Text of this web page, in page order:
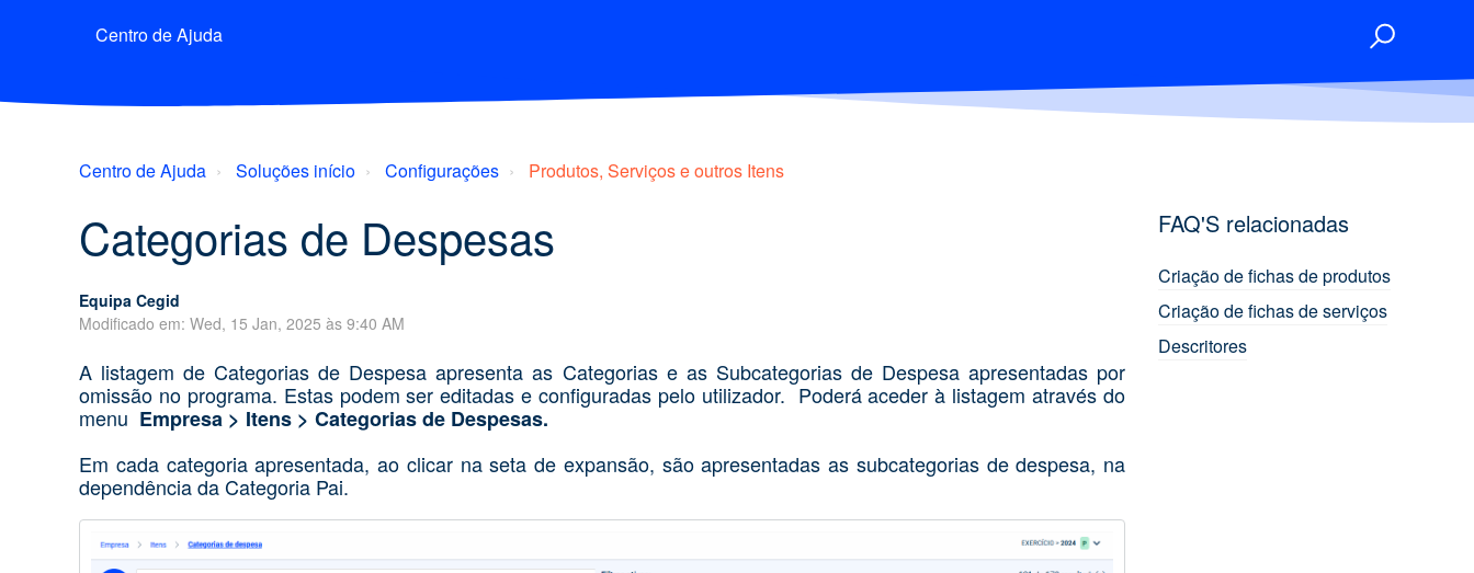
Centro de Ajuda
Centro de Ajuda Soluções início Configurações Produtos, Serviços e outros Itens
Categorias de Despesas
Equipa Cegid
Modificado em: Wed, 15 Jan, 2025 às 9:40 AM
A listagem de Categorias de Despesa apresenta as Categorias e as Subcategorias de Despesa apresentadas por
omissão no programa. Estas podem ser editadas e configuradas pelo utilizador. Poderá aceder à listagem através do
menu Empresa > Itens > Categorias de Despesas.
Em cada categoria apresentada, ao clicar na seta de expansão, são apresentadas as subcategorias de despesa, na
dependência da Categoria Pai.
FAQ'S relacionadas
Criação de fichas de produtos
Criação de fichas de serviços
Descritores